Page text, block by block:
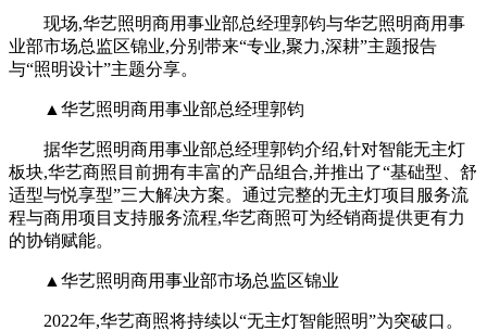
现场,华艺照明商用事业部总经理郭钧与华艺照明商用事
业部市场总监区锦业,分别带来“专业,聚力,深耕”主题报告
与“照明设计”主题分享。
▲华艺照明商用事业部总经理郭钧
据华艺照明商用事业部总经理郭钧介绍,针对智能无主灯
板块,华艺商照目前拥有丰富的产品组合,并推出了“基础型、舒
适型与悦享型”三大解决方案。通过完整的无主灯项目服务流
程与商用项目支持服务流程,华艺商照可为经销商提供更有力
的协销赋能。
▲华艺照明商用事业部市场总监区锦业
2022年,华艺商照将持续以“无主灯智能照明”为突破口。